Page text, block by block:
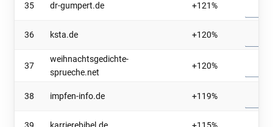
35 dr-gumpert.de +121%
36 ksta.de +120%
37
weihnachtsgedichte-
sprueche.net
+120%
38 impfen-info.de +119%